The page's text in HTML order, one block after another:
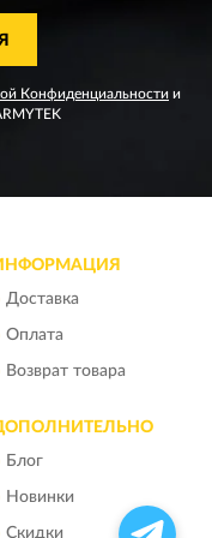
Конфиденциальности и
Доставка
Оплата
Возврат товара
Блог
Новинки
Скидки